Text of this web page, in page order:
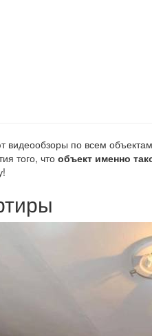
видеообзоры по всем
того, что объект именно